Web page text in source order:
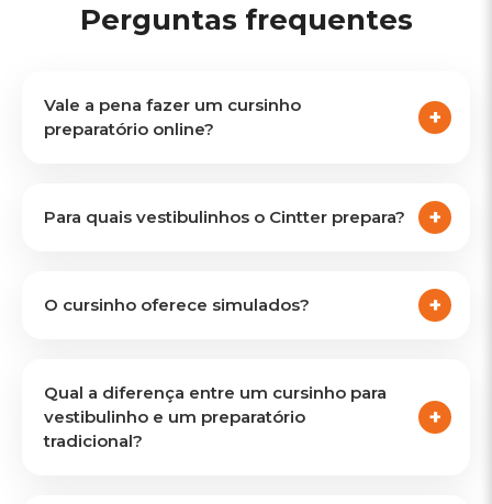
Perguntas frequentes
Vale a pena fazer um cursinho
preparatório online?
Para quais vestibulinhos o Cintter prepara?
O cursinho oferece simulados?
Qual a diferença entre um cursinho para
vestibulinho e um preparatório
tradicional?